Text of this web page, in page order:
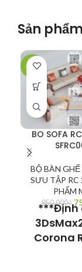
Sản
-21%
BO SOFA
BỘ BÀN GHẾ
SƯU TẬP RC
PHẨM
950,000₫
***Định
Corona
Model